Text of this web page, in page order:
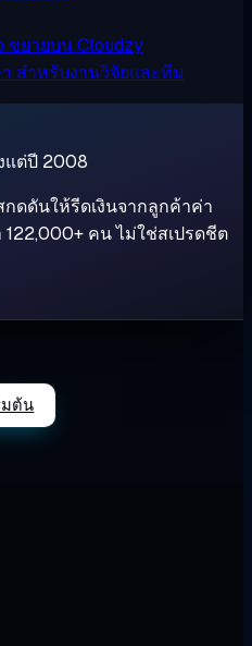
ขยายบน Cloudzy
สำหรับงานวิจัยและทีม
แต่ปี 2008
ดดันให้รีดเงินจากลูกค้าค่า
คน ไม่ใช่สเปรดชีต
มต้น